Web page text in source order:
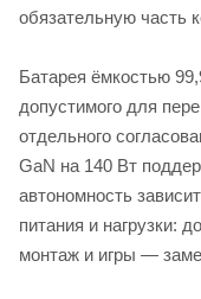
обязательную часть
Батарея ёмкостью
допустимого для
отдельного
GaN на 140 Вт
автономность
питания и нагрузки:
монтаж и игры —